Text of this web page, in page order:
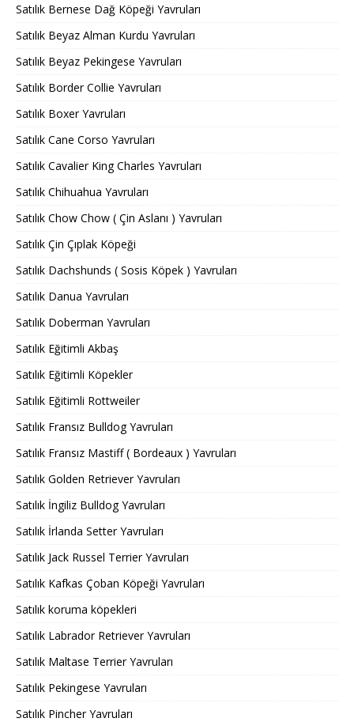
Satılık Bernese Dağ Köpeği Yavruları
Satılık Beyaz Alman Kurdu Yavruları
Satılık Beyaz Pekingese Yavruları
Satılık Border Collie Yavruları
Satılık Boxer Yavruları
Satılık Cane Corso Yavruları
Satılık Cavalier King Charles Yavruları
Satılık Chihuahua Yavruları
Satılık Chow Chow ( Çin Aslanı ) Yavruları
Satılık Çin Çıplak Köpeği
Satılık Dachshunds ( Sosis Köpek ) Yavruları
Satılık Danua Yavruları
Satılık Doberman Yavruları
Satılık Eğitimli Akbaş
Satılık Eğitimli Köpekler
Satılık Eğitimli Rottweiler
Satılık Fransız Bulldog Yavruları
Satılık Fransız Mastiff ( Bordeaux ) Yavruları
Satılık Golden Retriever Yavruları
Satılık İngiliz Bulldog Yavruları
Satılık İrlanda Setter Yavruları
Satılık Jack Russel Terrier Yavruları
Satılık Kafkas Çoban Köpeği Yavruları
Satılık koruma köpekleri
Satılık Labrador Retriever Yavruları
Satılık Maltase Terrier Yavruları
Satılık Pekingese Yavruları
Satılık Pincher Yavruları